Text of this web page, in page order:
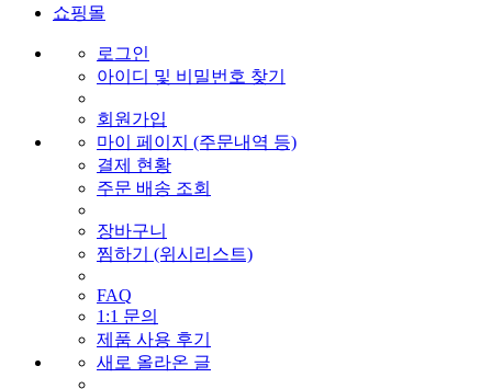
쇼핑몰
로그인
아이디 및 비밀번호 찾기
회원가입
마이 페이지 (주문내역 등)
결제 현황
주문 배송 조회
장바구니
찜하기 (위시리스트)
FAQ
1:1 문의
제품 사용 후기
새로 올라온 글